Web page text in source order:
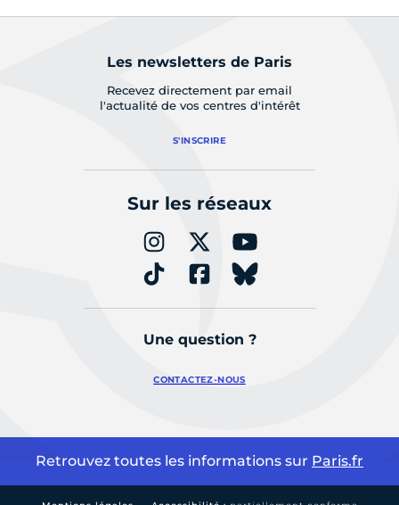
Les newsletters de Paris
Recevez directement par email
l'actualité de vos centres d'intérêt
S'INSCRIRE
Sur les réseaux
Une question ?
CONTACTEZ-NOUS
Retrouvez toutes les informations sur Paris.fr